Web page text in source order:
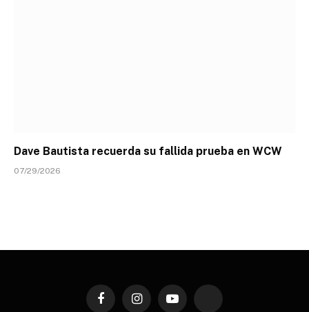
Dave Bautista recuerda su fallida prueba en WCW
07/29/2026
FacebookInstagramYouTube TikTok